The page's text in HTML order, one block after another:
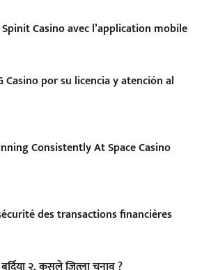
Casino avec l’application mobile
Casino por su licencia y atención al
Consistently At Space Casino
des transactions financières